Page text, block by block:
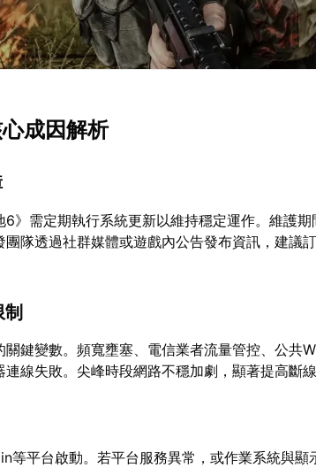
成因解析
》需定期執行系統更新以維持穩定運作。維護
隊透過社群媒體或遊戲內公告發布資訊，建議
鍵變數。頻寬壅塞、電信業者流量管控、公共
線失敗。尖峰時段網路不穩加劇，顯著提高斷
等平台啟動。若平台服務異常，或作業系統與顯